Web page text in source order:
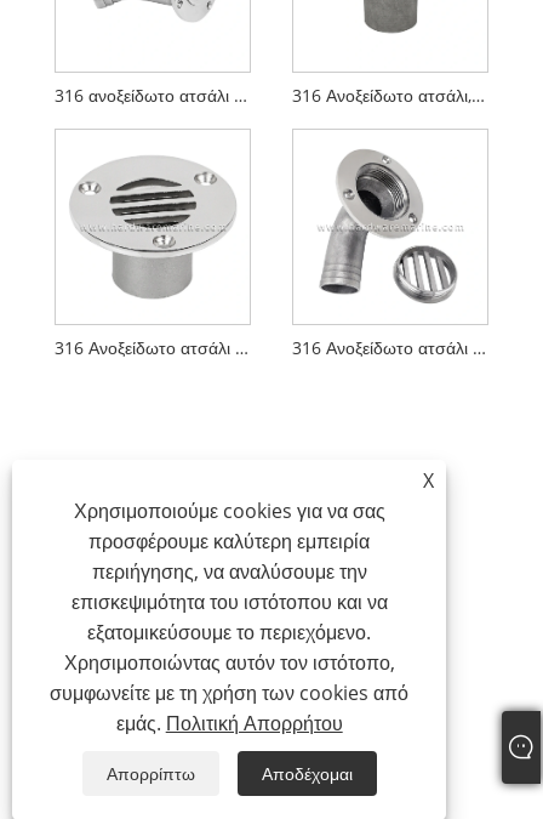
316 ανοξείδωτο ατσάλι Marine Deck Drain Scupper with Ball 316 Ανοξείδωτο ατσάλι, αφαιρούμενο αποστράγγιση θαλάσσιου καταστρώματος
316 Ανοξείδωτο ατσάλι Marine Deck Drain Scupper 316 Ανοξείδωτο ατσάλι 90 μοιρών Αποσπώμενο αποστράγγισης θαλάσσιου καταστρώματος
X
Χρησιμοποιούμε cookies για να σας
προσφέρουμε καλύτερη εμπειρία
περιήγησης, να αναλύσουμε την
επισκεψιμότητα του ιστότοπου και να
εξατομικεύσουμε το περιεχόμενο.
Χρησιμοποιώντας αυτόν τον ιστότοπο,
συμφωνείτε με τη χρήση των cookies από
εμάς. Πολιτική Απορρήτου
Απορρίπτω Αποδέχομαι